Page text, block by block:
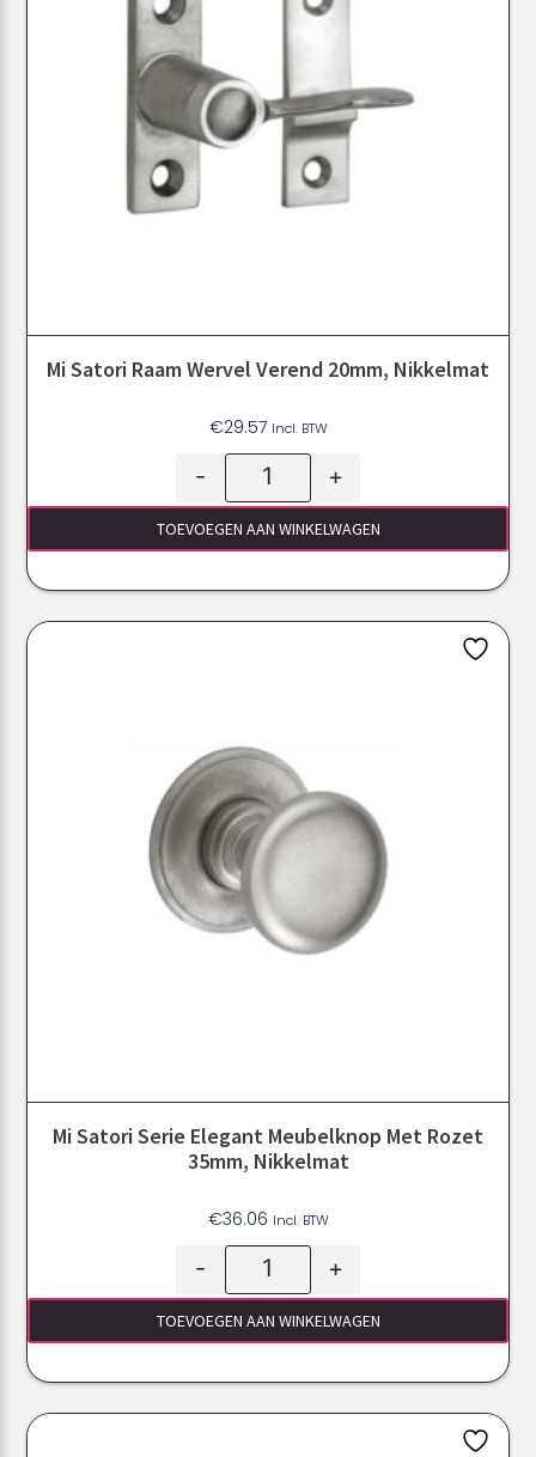
Mi Satori Raam Wervel Verend 20mm, Nikkelmat
€29.57 Incl. BTW
- +
TOEVOEGEN AAN WINKELWAGEN
Mi Satori Serie Elegant Meubelknop Met Rozet
35mm, Nikkelmat
€36.06 Incl. BTW
- +
TOEVOEGEN AAN WINKELWAGEN